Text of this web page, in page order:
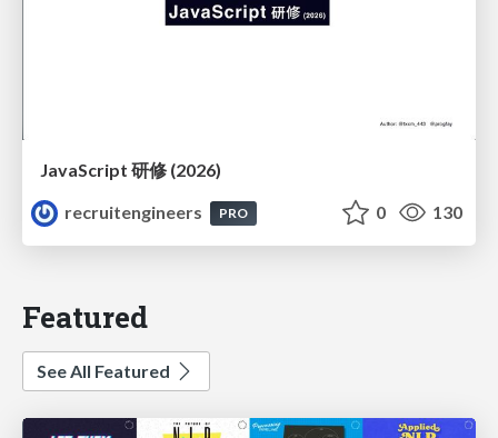
JavaScript 研修 (2026)
recruitengineers
PRO 0 130
Featured
See All Featured